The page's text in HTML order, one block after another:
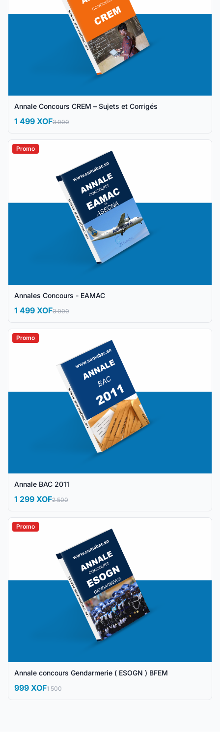
Annale Concours CREM – Sujets et Corrigés
1 499 XOF3 000
Promo
Annales Concours - EAMAC
1 499 XOF3 000
Promo
Annale BAC 2011
1 299 XOF2 500
Promo
Annale concours Gendarmerie ( ESOGN ) BFEM
999 XOF1 500